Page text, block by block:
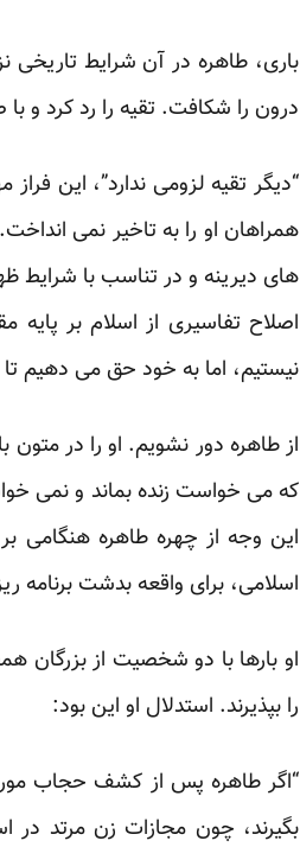
باری، طاهره در آن شرایط
درون را شکافت. تقیه را رد کرد و
“دیگر تقیه لزومی ندارد”، این
های دیرینه و در تناسب با شرایط
اصلاح تفاسیری از اسلام بر پایه
نیستیم، اما به خود حق می دهیم تا
از طاهره دور نشویم. او را در
که می خواست زنده بماند و نمی
این وجه از چهره طاهره هنگامی
اسلامی، برای واقعه بدشت برنامه
او بارها با دو شخصیت از بزرگان
را بپذیرند. استدلال او این بود:
“اگر طاهره پس از کشف حجاب
بگیرند، چون مجازات زن مرتد در